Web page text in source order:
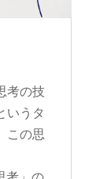
考の技
いうタ
この思